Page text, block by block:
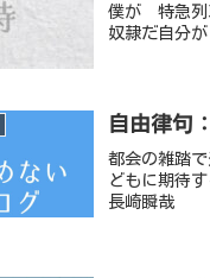
僕が 特急列
奴隷だ自分
自由律句
都会の雑踏
どもに期待
長崎瞬哉